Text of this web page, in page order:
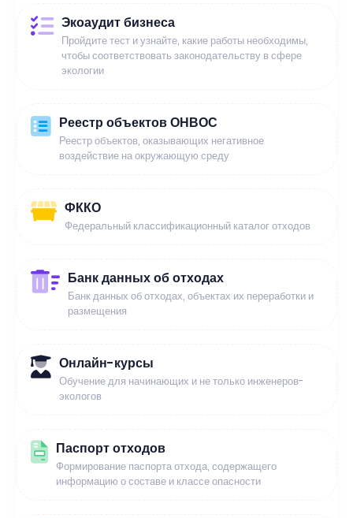
Экоаудит бизнеса
Пройдите тест и узнайте, какие работы необходимы,
чтобы соответствовать законодательству в сфере
экологии
Реестр объектов ОНВОС
Реестр объектов, оказывающих негативное
воздействие на окружающую среду
ФККО
Федеральный классификационный каталог отходов
Банк данных об отходах
Банк данных об отходах, объектах их переработки и
размещения
Онлайн-курсы
Обучение для начинающих и не только инженеров-
экологов
Паспорт отходов
Формирование паспорта отхода, содержащего
информацию о составе и классе опасности